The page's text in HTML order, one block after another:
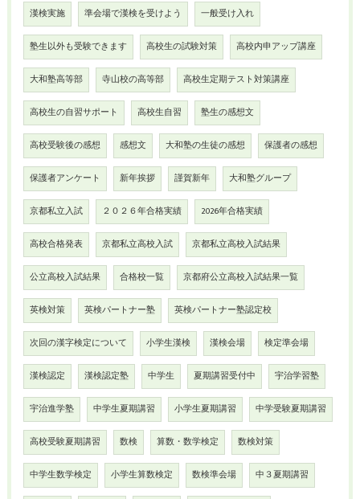
漢検実施 準会場で漢検を受けよう 一般受け入れ
塾生以外も受験できます 高校生の試験対策 高校内申アップ講座
大和塾高等部 寺山校の高等部 高校生定期テスト対策講座
高校生の自習サポート 高校生自習 塾生の感想文
高校受験後の感想 感想文 大和塾の生徒の感想 保護者の感想
保護者アンケート 新年挨拶 謹賀新年 大和塾グループ
京都私立入試 ２０２６年合格実績 2026年合格実績
高校合格発表 京都私立高校入試 京都私立高校入試結果
公立高校入試結果 合格校一覧 京都府公立高校入試結果一覧
英検対策 英検パートナー塾 英検パートナー塾認定校
次回の漢字検定について 小学生漢検 漢検会場 検定準会場
漢検認定 漢検認定塾 中学生 夏期講習受付中 宇治学習塾
宇治進学塾 中学生夏期講習 小学生夏期講習 中学受験夏期講習
高校受験夏期講習 数検 算数・数学検定 数検対策
中学生数学検定 小学生算数検定 数検準会場 中３夏期講習